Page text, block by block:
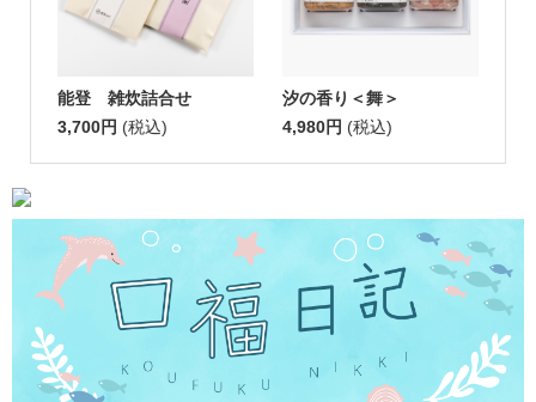
能登 雑炊詰合せ
3,700円 (税込)
汐の香り＜舞＞
4,980円 (税込)